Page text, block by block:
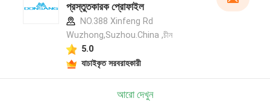
প্রস্তুতকারক প্রোফাইল
NO.388 Xinfeng Rd
Wuzhong,Suzhou.China ,চীন
5.0
যাচাইকৃত সরবরাহকারী
আরো দেখুন